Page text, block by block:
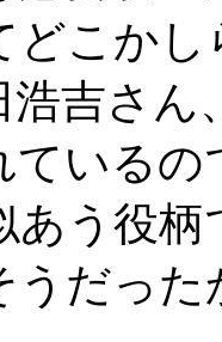
どこか
浩吉さ
ている
あう役
うだっ